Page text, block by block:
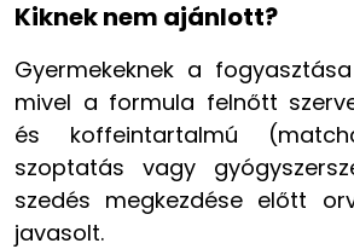
Kiknek nem ajánlott?
Gyermekeknek a fogyasztása
mivel a formula felnőtt
és koffeintartalmú
szoptatás vagy
szedés megkezdése előtt
javasolt.